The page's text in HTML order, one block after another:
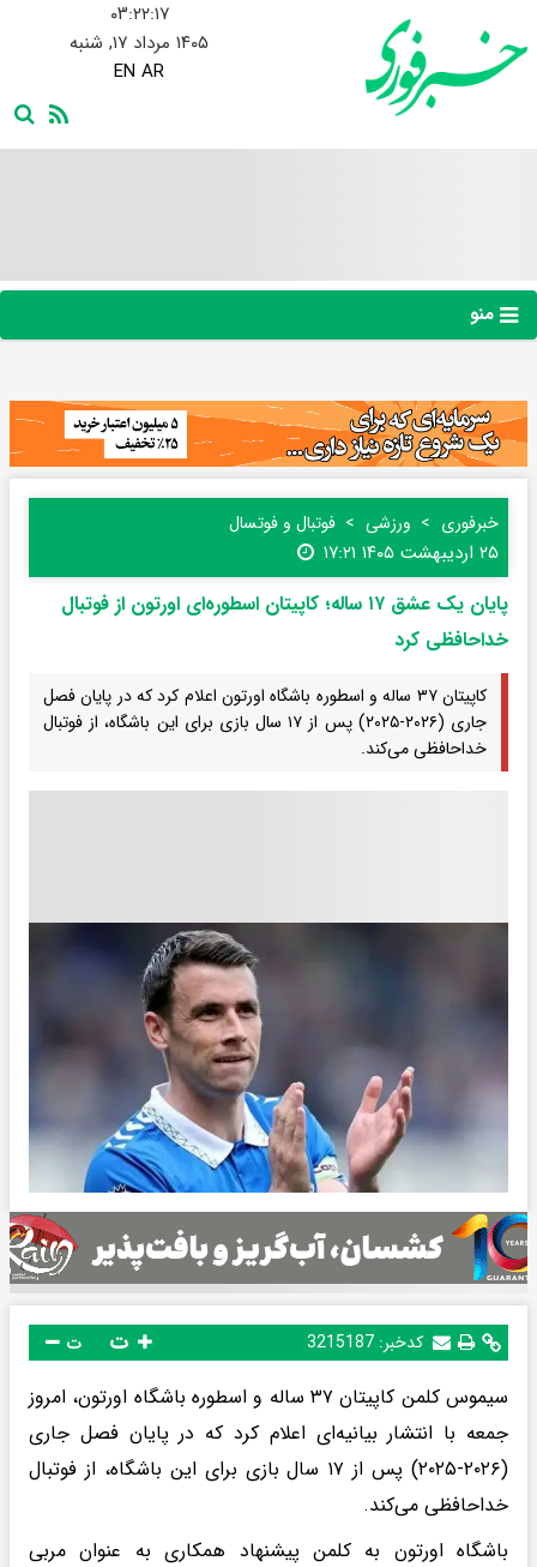
۰۳:۲۲:۱۷
۱۴۰۵ مرداد ۱۷, شنبه
EN AR
منو
خبرفوری ورزشی فوتبال و فوتسال
۲۵ اردیبهشت ۱۴۰۵ ۱۷:۲۱
پایان یک عشق ۱۷ ساله؛ کاپیتان اسطوره‌ای اورتون از فوتبال
خداحافظی کرد
کاپیتان ۳۷ ساله و اسطوره باشگاه اورتون اعلام کرد که در پایان فصل
جاری (۲۰۲۶-۲۰۲۵) پس از ۱۷ سال بازی برای این باشگاه، از فوتبال
خداحافظی می‌کند.
کدخبر: 3215187 ت
سیموس کلمن کاپیتان ۳۷ ساله و اسطوره باشگاه اورتون، امروز
جمعه با انتشار بیانیه‌ای اعلام کرد که در پایان فصل جاری
(۲۰۲۶-۲۰۲۵) پس از ۱۷ سال بازی برای این باشگاه، از فوتبال
خداحافظی می‌کند.
باشگاه اورتون به کلمن پیشنهاد همکاری به عنوان مربی